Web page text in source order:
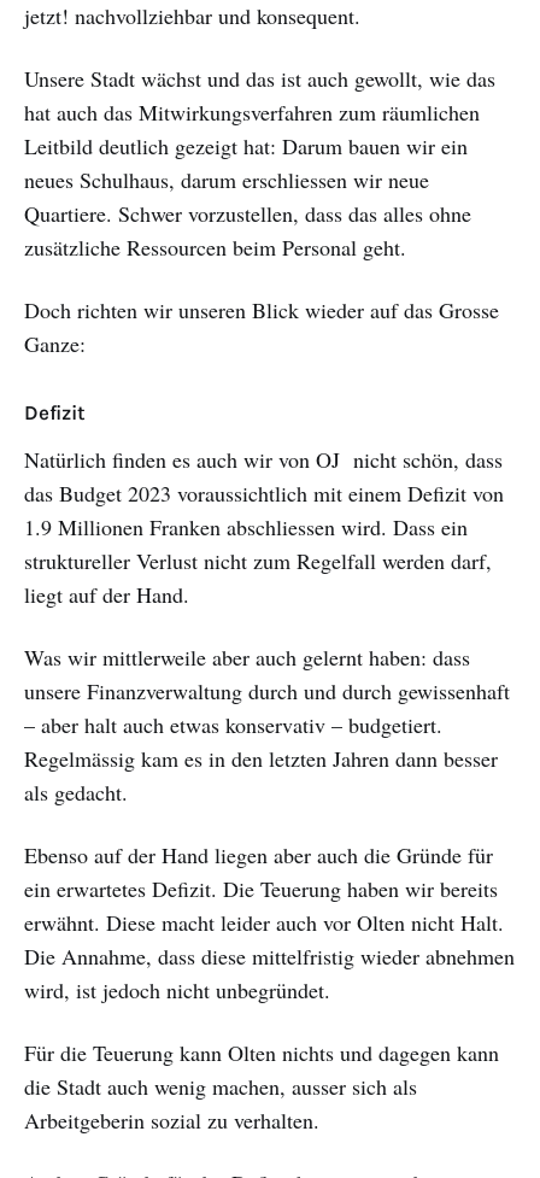
jetzt! nachvollziehbar und konsequent.
Unsere Stadt wächst und das ist auch gewollt, wie das
hat auch das Mitwirkungsverfahren zum räumlichen
Leitbild deutlich gezeigt hat: Darum bauen wir ein
neues Schulhaus, darum erschliessen wir neue
Quartiere. Schwer vorzustellen, dass das alles ohne
zusätzliche Ressourcen beim Personal geht.
Doch richten wir unseren Blick wieder auf das Grosse
Ganze:
Defizit
Natürlich finden es auch wir von OJ nicht schön, dass
das Budget 2023 voraussichtlich mit einem Defizit von
1.9 Millionen Franken abschliessen wird. Dass ein
struktureller Verlust nicht zum Regelfall werden darf,
liegt auf der Hand.
Was wir mittlerweile aber auch gelernt haben: dass
unsere Finanzverwaltung durch und durch gewissenhaft
– aber halt auch etwas konservativ – budgetiert.
Regelmässig kam es in den letzten Jahren dann besser
als gedacht.
Ebenso auf der Hand liegen aber auch die Gründe für
ein erwartetes Defizit. Die Teuerung haben wir bereits
erwähnt. Diese macht leider auch vor Olten nicht Halt.
Die Annahme, dass diese mittelfristig wieder abnehmen
wird, ist jedoch nicht unbegründet.
Für die Teuerung kann Olten nichts und dagegen kann
die Stadt auch wenig machen, ausser sich als
Arbeitgeberin sozial zu verhalten.